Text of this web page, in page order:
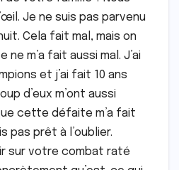
Je ne suis pas parvenu
Cela fait mal, mais on
m’a fait aussi mal. J’ai
et j’ai fait 10 ans
d’eux m’ont aussi
cette défaite m’a fait
pas prêt à l’oublier.
sur votre combat raté